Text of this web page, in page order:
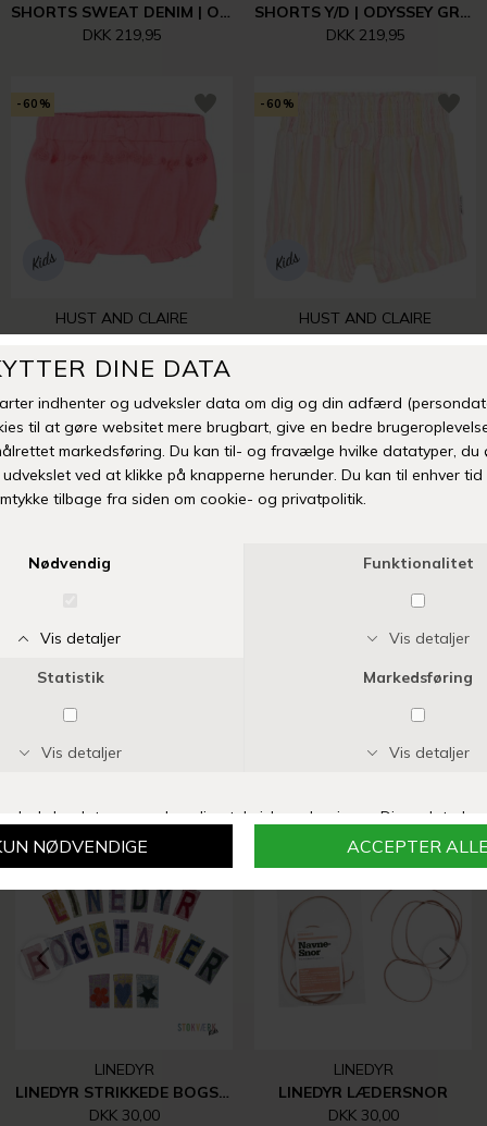
SHORTS SWEAT DENIM | ODYSSEY GRAY
DKK 219,95
SHORTS Y/D | ODYSSEY GRAY
DKK 219,95
-60%
HUST AND CLAIRE
HELLALINA SHORTS | FLAMINGO
DKK 199,95
DKK 79,98
-60%
HUST AND CLAIRE
HILMA SHORTS | ROSE MOM
-60%
HUST AND CLAIRE
-60%
MINYMO
SHORTS | PEACH WHIP
SIDST SETE PRODUKTER
LINEDYR
LINEDYR STRIKKEDE BOGSTAVER, TAL MM.
DKK 30,00
LINEDYR
LINEDYR LÆDERSNOR
DKK 30,00